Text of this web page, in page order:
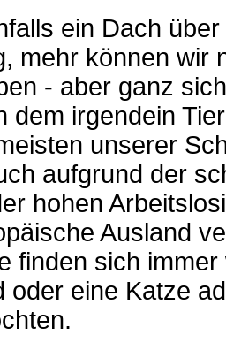
ein Dach
mehr können wir
- aber ganz
dem irgendein
unserer
aufgrund der
hohen
Ausland
finden sich
oder eine Katze